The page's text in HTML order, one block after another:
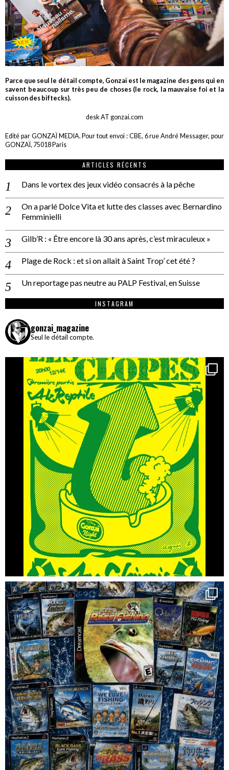
Parce que seul le détail compte, Gonzaï est le magazine des gens qui en
savent beaucoup sur très peu de choses (le rock, la mauvaise foi et la
cuisson des biftecks).
desk AT gonzai.com
Edité par GONZAÏ MEDIA. Pour tout envoi : CBE, 6 rue André Messager, pour
GONZAÏ, 75018 Paris
ARTICLES RÉCENTS
Dans le vortex des jeux vidéo consacrés à la pêche
On a parlé Dolce Vita et lutte des classes avec Bernardino
Femminielli
Gilb’R : « Être encore là 30 ans après, c’est miraculeux »
Plage de Rock : et si on allait à Saint Trop’ cet été ?
Un reportage pas neutre au PALP Festival, en Suisse
INSTAGRAM
gonzai_magazine
Seul le détail compte.